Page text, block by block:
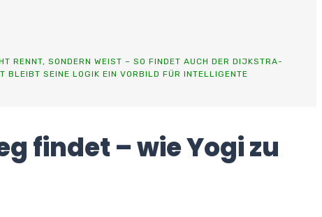
RENNT, SONDERN WEIST – SO FINDET AUCH DER DIJKSTRA-
BLEIBT SEINE LOGIK EIN VORBILD FÜR INTELLIGENTE
findet – wie Yogi zu